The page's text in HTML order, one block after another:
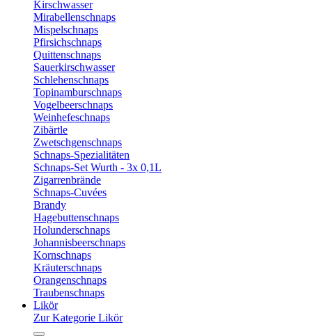
Kirschwasser
Mirabellenschnaps
Mispelschnaps
Pfirsichschnaps
Quittenschnaps
Sauerkirschwasser
Schlehenschnaps
Topinamburschnaps
Vogelbeerschnaps
Weinhefeschnaps
Zibärtle
Zwetschgenschnaps
Schnaps-Spezialitäten
Schnaps-Set Wurth - 3x 0,1L
Zigarrenbrände
Schnaps-Cuvées
Brandy
Hagebuttenschnaps
Holunderschnaps
Johannisbeerschnaps
Kornschnaps
Kräuterschnaps
Orangenschnaps
Traubenschnaps
Likör
Zur Kategorie Likör